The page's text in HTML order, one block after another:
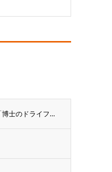
イスラム教徒のハーラル、ユダヤ教徒のコーシャの認定を取得している「博士のドライフルーツ...